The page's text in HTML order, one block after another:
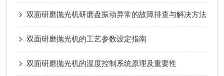
双面研磨抛光机研磨盘振动异常的故障排查与解决方法
双面研磨抛光机的工艺参数设定指南
双面研磨抛光机的温度控制系统原理及重要性